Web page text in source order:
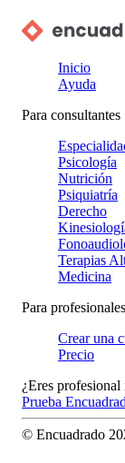
Inicio
Ayuda
Para consultantes
Psicología
Nutrición
Psiquiatría
Derecho
Terapias
Medicina
Para profesionales
Crear una
Precio
¿Eres profesional
Prueba
© Encuadrado